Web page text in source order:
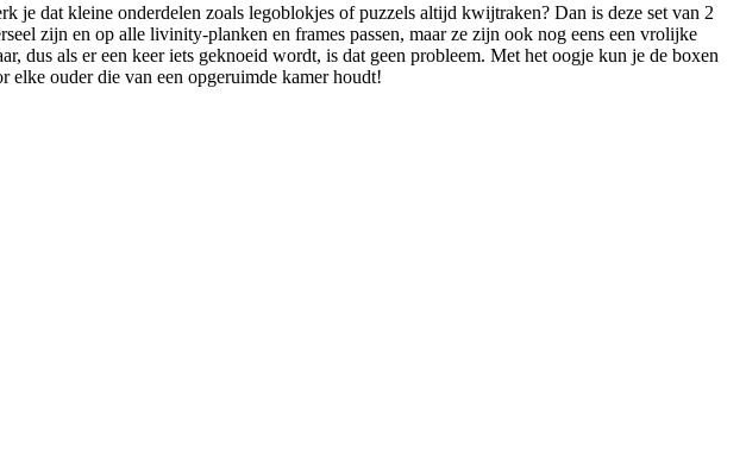
je dat kleine onderdelen zoals legoblokjes of puzzels altijd kwijtraken? Dan is deze set van 2
zijn en op alle livinity-planken en frames passen, maar ze zijn ook nog eens een vrolijke
dus als er een keer iets geknoeid wordt, is dat geen probleem. Met het oogje kun je de boxen
ouder die van een opgeruimde kamer houdt!